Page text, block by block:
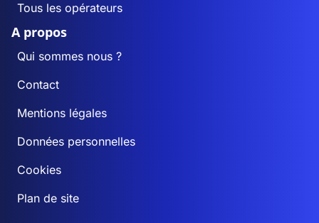
Tous les opérateurs
A propos
Qui sommes nous ?
Contact
Mentions légales
Données personnelles
Cookies
Plan de site